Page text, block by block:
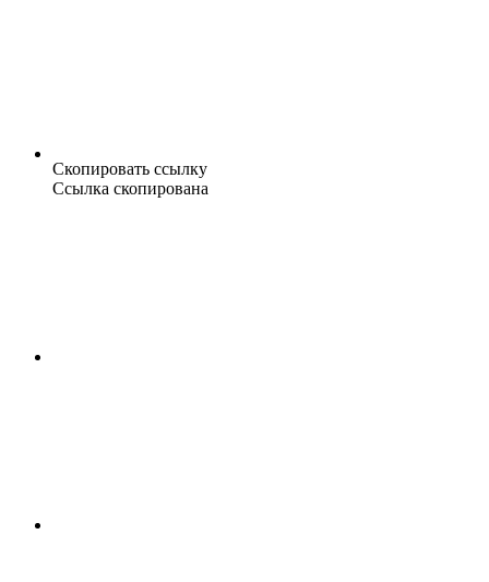
Скопировать ссылку
Ссылка скопирована